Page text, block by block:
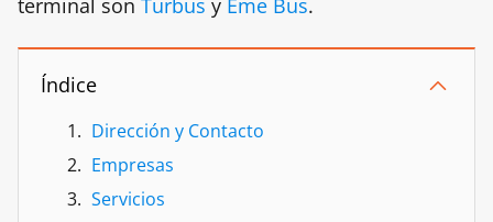
terminal son Turbus y Eme Bus.
Índice
Dirección y Contacto
Empresas
Servicios